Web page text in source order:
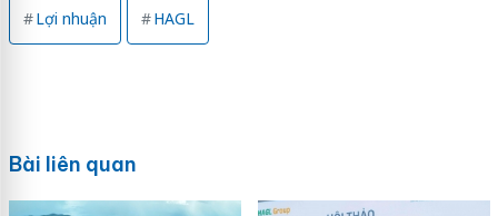
Lợi nhuận HAGL
Bài liên quan